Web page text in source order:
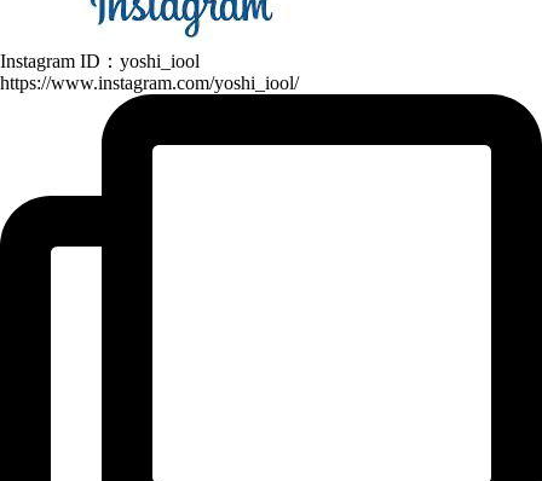
Instagram ID：yoshi_iool
https://www.instagram.com/yoshi_iool/